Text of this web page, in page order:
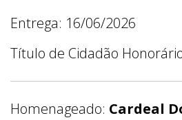
Entrega: 16/06/2026
Título de Cidadão
Homenageado: Cardeal